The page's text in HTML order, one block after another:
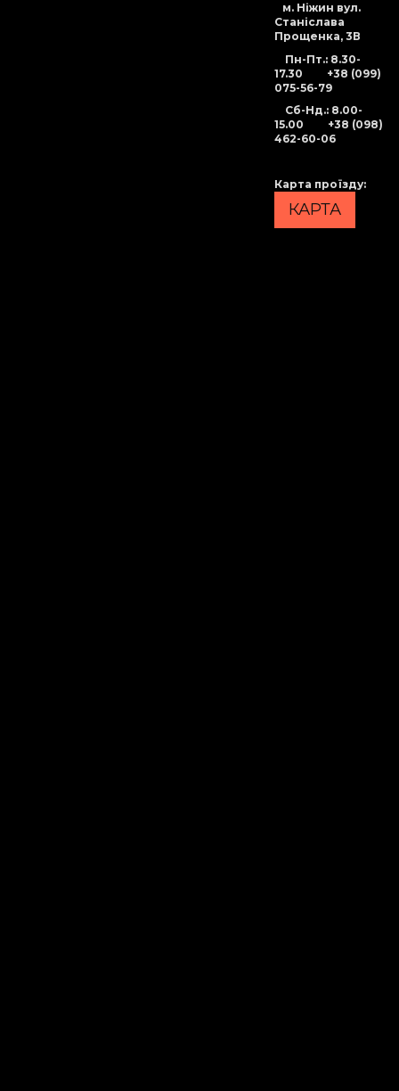
м. Ніжин вул.
Станіслава
Прощенка, 3В
Пн-Пт.: 8.30-
17.30 +38 (099)
075-56-79
Сб-Нд.: 8.00-
15.00 +38 (098)
462-60-06
Карта проїзду:
КАРТА